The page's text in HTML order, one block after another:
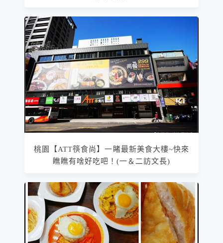
桃園【ATT筷食尚】一睹最新美食大樓~快來
瞧瞧有啥好吃吧！(一＆二訪文長)